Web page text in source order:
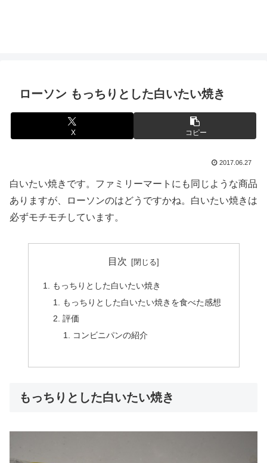
ローソン もっちりとした白いたい焼き
X コピー
2017.06.27
白いたい焼きです。ファミリーマートにも同じような商品
ありますが、ローソンのはどうですかね。白いたい焼きは
必ずモチモチしています。
目次
もっちりとした白いたい焼き
もっちりとした白いたい焼きを食べた感想
評価
コンビニパンの紹介
もっちりとした白いたい焼き